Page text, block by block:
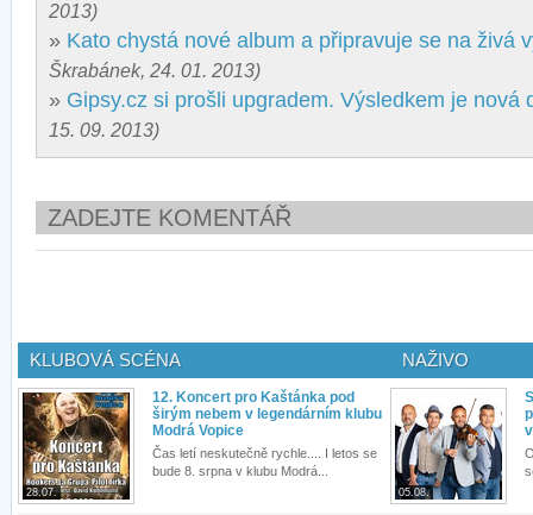
2013)
» Kato chystá nové album a připravuje se na živá
Škrabánek, 24. 01. 2013)
» Gipsy.cz si prošli upgradem. Výsledkem je nová
15. 09. 2013)
ZADEJTE KOMENTÁŘ
KLUBOVÁ SCÉNA
28.07.
12. Koncert pro Kaštánka pod
širým nebem v legendárním klubu
Modrá Vopice
Čas letí neskutečně rychle.... I letos se
bude 8. srpna v klubu Modrá...
NAŽIVO
05.08.